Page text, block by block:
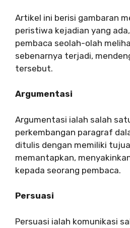
Artikel ini berisi gambaran
peristiwa kejadian yang
pembaca seolah-olah
sebenarnya terjadi,
tersebut.
Argumentasi
Argumentasi ialah salah
perkembangan paragraf
ditulis dengan memiliki
memantapkan,
kepada seorang pembaca.
Persuasi
Persuasi ialah komunikasi